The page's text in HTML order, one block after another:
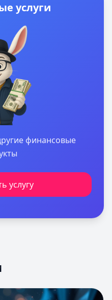
услуги
финансовые
услугу
банкротства